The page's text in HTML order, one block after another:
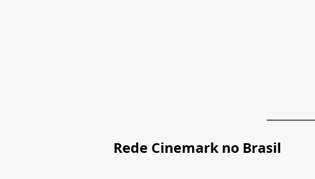
Rede Cinemark no Brasil